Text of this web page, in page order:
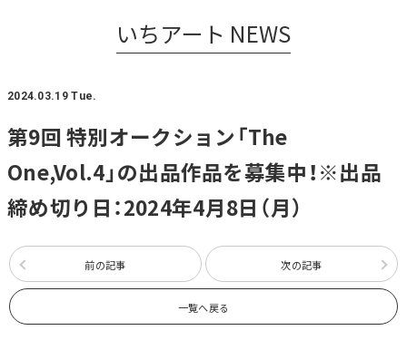
いちアート NEWS
2024.03.19 Tue.
第9回 特別オークション「The
One,Vol.4」の出品作品を募集中！※出品
締め切り日：2024年4月8日（月）
前の記事 次の記事
一覧へ戻る